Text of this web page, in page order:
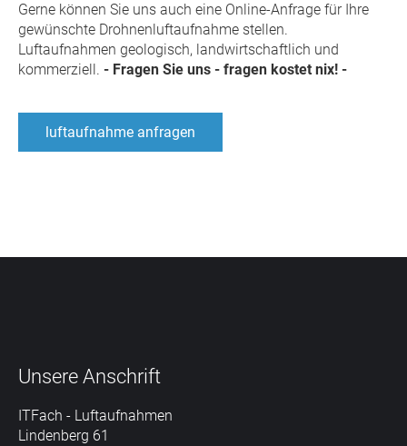
Gerne können Sie uns auch eine Online-Anfrage für Ihre
gewünschte Drohnenluftaufnahme stellen.
Luftaufnahmen geologisch, landwirtschaftlich und
kommerziell. - Fragen Sie uns - fragen kostet nix! -
luftaufnahme anfragen
Unsere Anschrift
ITFach - Luftaufnahmen
Lindenberg 61